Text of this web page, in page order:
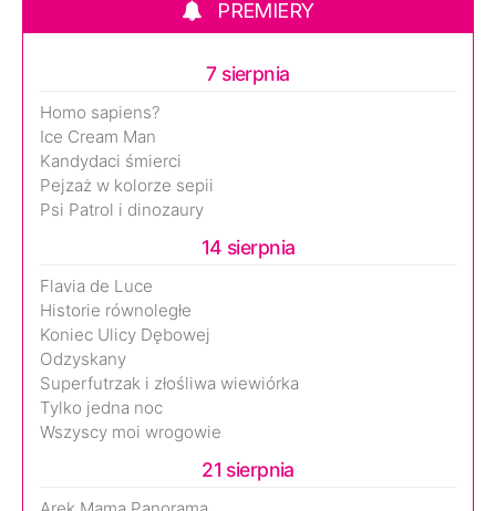
PREMIERY
7 sierpnia
Homo sapiens?
Ice Cream Man
Kandydaci śmierci
Pejzaż w kolorze sepii
Psi Patrol i dinozaury
14 sierpnia
Flavia de Luce
Historie równoległe
Koniec Ulicy Dębowej
Odzyskany
Superfutrzak i złośliwa wiewiórka
Tylko jedna noc
Wszyscy moi wrogowie
21 sierpnia